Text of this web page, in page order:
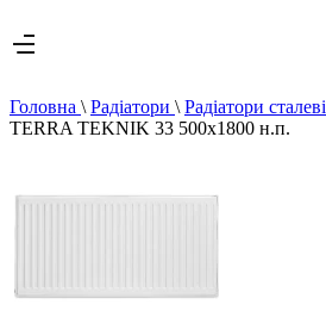
Головна \ Радіатори \ Радіатори сталеві
TERRA TEKNIK 33 500х1800 н.п.